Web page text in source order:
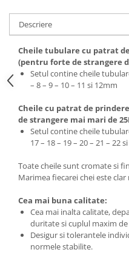
Veste
Descriere
Cheile tubulare cu patrat
(pentru forte de strangere
Setul contine cheile
– 8 – 9 – 10 – 11 si 12mm
Cheile cu patrat de
de strangere mai mari de
Setul contine cheile
17 – 18 – 19 – 20 – 21 – 22
Toate cheile sunt cromate si
Marimea fiecarei chei este clar
Cea mai buna calitate:
Cea mai inalta calitate,
duritate si cuplul maxim
Desigur si tolerantele
normele stabilite.